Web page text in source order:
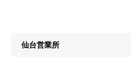
仙台営業所